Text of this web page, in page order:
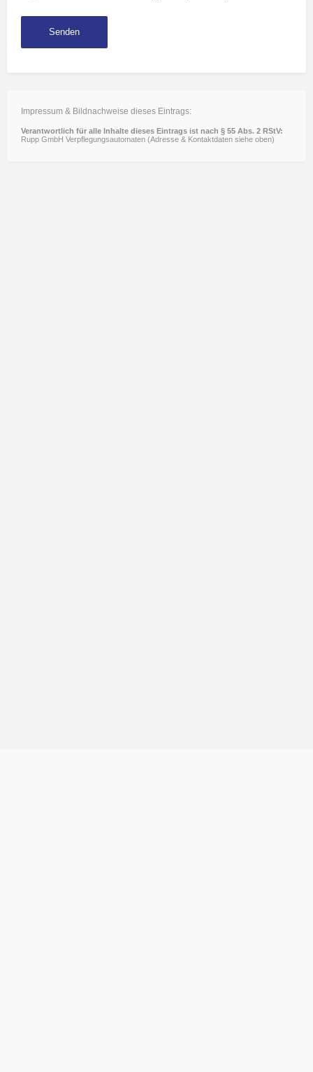
Impressum & Bildnachweise dieses Eintrags:
Verantwortlich für alle Inhalte dieses Eintrags ist nach § 55 Abs. 2 RStV:
Rupp GmbH Verpflegungsautomaten (Adresse & Kontaktdaten siehe oben)